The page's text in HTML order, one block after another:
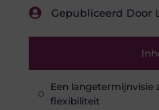
Gepubliceerd Door
Een langetermijnvisie
flexibiliteit